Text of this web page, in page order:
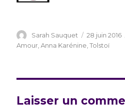
Auteur
Sarah Sauquet
Publié
le
28 juin 2016
Amour ,Anna Karénine ,Tolstoï
Laisser un